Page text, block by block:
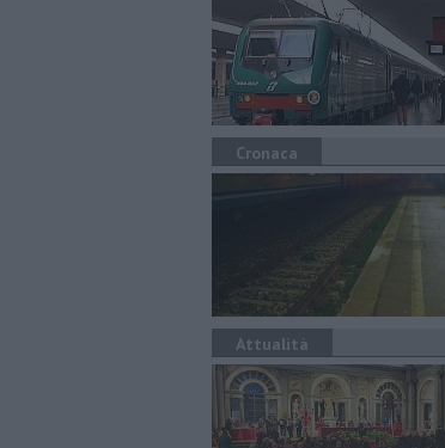
Cronaca
Attualità